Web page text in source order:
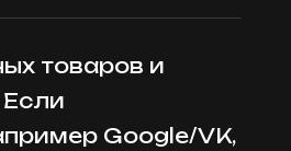
товаров и
Google/VK,